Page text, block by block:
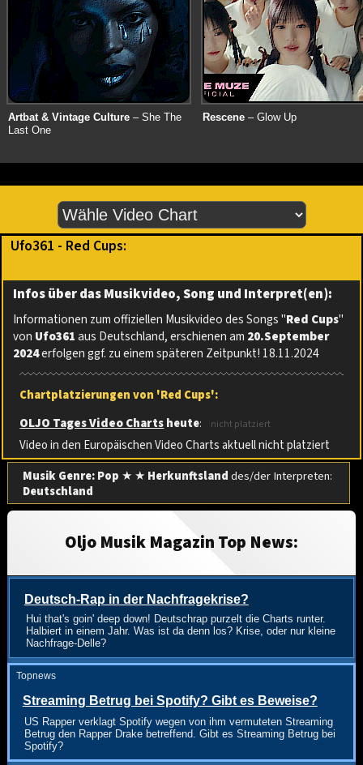
Artbat & Vintage Culture – She The
Last One
Rescene – Glow Up
Ufo361 - Red Cups:
Infos über das Musikvideo, Song und Interpret(en):
Informationen zum offiziellen Musikvideo des Songs "Red Cups"
von Ufo361aus Deutschland, erschienen am 20.September
2024erfolgen ggf. zu einem späteren Zeitpunkt! 18.11.2024
Chartplatzierungen von 'Red Cups':
OLJO Tages Video Chartsheute: nicht platziert
Video in den Europäischen Video Charts aktuell nicht platziert
Musik Genre: Pop ★ ★ Herkunftslanddes/der Interpreten:
Deutschland
Oljo Musik Magazin Top News:
Deutsch-Rap in der Nachfragekrise?
Hui that's goin' deep down! Deutschrap purzelt die Charts runter.
Halbiert in einem Jahr. Was ist da denn los? Krise, oder nur kleine
Nachfrage-Delle?
Topnews
Streaming Betrug bei Spotify? Gibt es Beweise?
US Rapper verklagt Spotify wegen von ihm vermuteten Streaming
Betrug den Rapper Drake betreffend. Gibt es Streaming Betrug bei
Spotify?